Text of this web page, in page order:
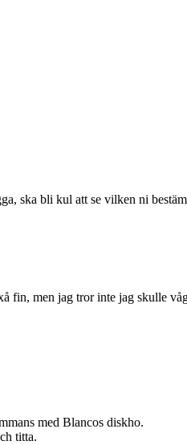
ska bli kul att se vilken ni
fin, men jag tror inte jag skulle
med Blancos diskho.
titta.